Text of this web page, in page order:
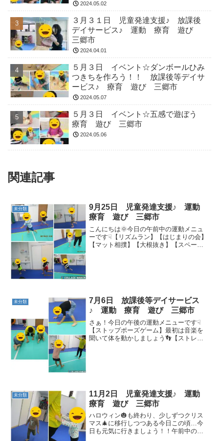
2024.05.02
３月３１日 児童発達支援♪ 放課後
デイサービス♪ 運動 療育 遊び
三郷市
2024.04.01
５月３日 イベント☆ダンボールひみ
つきちを作ろう！！ 放課後等デイサ
ービス♪ 療育 遊び 三郷市
2024.05.07
５月３日 イベント☆五感で遊ぼう
療育 遊び 三郷市
2024.05.06
関連記事
未分類
9月25日 児童発達支援♪ 運動
療育 遊び 三郷市
こんにちは🌞今日の午前中の運動メニュ
ーです☟【リズムラン】【はじまりの会】
【マット相撲】【大根抜き】【スペース
未分類
7月6日 放課後等デイサービス
♪ 運動 療育 遊び 三郷市
さぁ！今日の午後の運動メニューです☟
【ストップポーズゲーム】最初は音楽を
聞いて体を動かしましょう👣【ストレッ
未分類
11月2日 児童発達支援♪ 運動
療育 遊び 三郷市
ハロウィン🎃も終わり、少しずつクリス
マス🎄に移行しつつある今日この頃…今
日も元気に行きましょう！！午前中のメ